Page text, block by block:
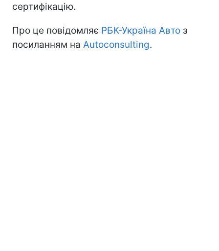
сертифікацію.
Про це повідомляє РБК-Україна Авто з
посиланням на Autoconsulting.